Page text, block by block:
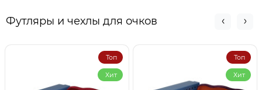
Футляры и чехлы для очков
Топ
Хит
Топ
Хит